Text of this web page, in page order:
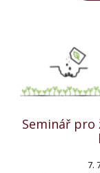
Seminář pro
7.